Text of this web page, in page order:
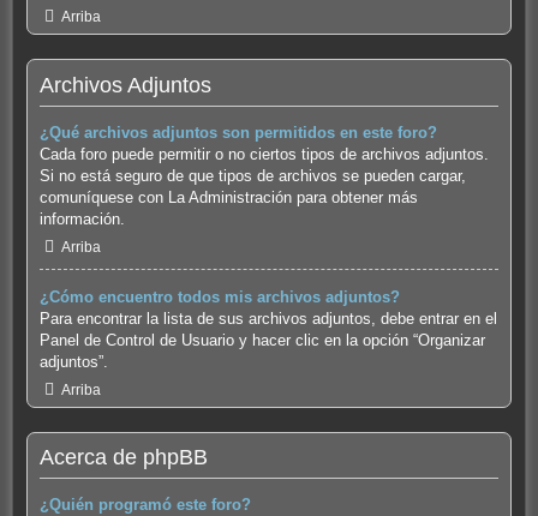
Arriba
Archivos Adjuntos
¿Qué archivos adjuntos son permitidos en este foro?
Cada foro puede permitir o no ciertos tipos de archivos adjuntos.
Si no está seguro de que tipos de archivos se pueden cargar,
comuníquese con La Administración para obtener más
información.
Arriba
¿Cómo encuentro todos mis archivos adjuntos?
Para encontrar la lista de sus archivos adjuntos, debe entrar en el
Panel de Control de Usuario y hacer clic en la opción “Organizar
adjuntos”.
Arriba
Acerca de phpBB
¿Quién programó este foro?